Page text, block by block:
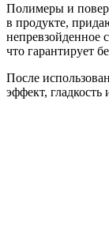
Полимеры и
в продукте,
непревзойденное
что гарантирует
После
эффект, гладкость